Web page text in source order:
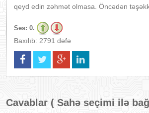
qeyd edin zəhmət olmasa. Öncədən
Səs: 0.
Baxılıb: 2791 dəfə
Cavablar ( Sahə seçimi ilə